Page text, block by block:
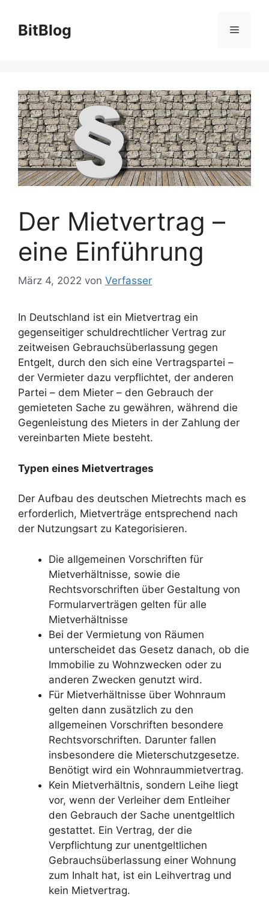
Inhalt
springen
BitBlog Menü
Der Mietvertrag –
eine Einführung
März 4, 2022 von Verfasser
In Deutschland ist ein Mietvertrag ein
gegenseitiger schuldrechtlicher Vertrag zur
zeitweisen Gebrauchsüberlassung gegen
Entgelt, durch den sich eine Vertragspartei –
der Vermieter dazu verpflichtet, der anderen
Partei – dem Mieter – den Gebrauch der
gemieteten Sache zu gewähren, während die
Gegenleistung des Mieters in der Zahlung der
vereinbarten Miete besteht.
Typen eines Mietvertrages
Der Aufbau des deutschen Mietrechts mach es
erforderlich, Mietverträge entsprechend nach
der Nutzungsart zu Kategorisieren.
Die allgemeinen Vorschriften für
Mietverhältnisse, sowie die
Rechtsvorschriften über Gestaltung von
Formularverträgen gelten für alle
Mietverhältnisse
Bei der Vermietung von Räumen
unterscheidet das Gesetz danach, ob die
Immobilie zu Wohnzwecken oder zu
anderen Zwecken genutzt wird.
Für Mietverhältnisse über Wohnraum
gelten dann zusätzlich zu den
allgemeinen Vorschriften besondere
Rechtsvorschriften. Darunter fallen
insbesondere die Mieterschutzgesetze.
Benötigt wird ein Wohnraummietvertrag.
Kein Mietverhältnis, sondern Leihe liegt
vor, wenn der Verleiher dem Entleiher
den Gebrauch der Sache unentgeltlich
gestattet. Ein Vertrag, der die
Verpflichtung zur unentgeltlichen
Gebrauchsüberlassung einer Wohnung
zum Inhalt hat, ist ein Leihvertrag und
kein Mietvertrag.